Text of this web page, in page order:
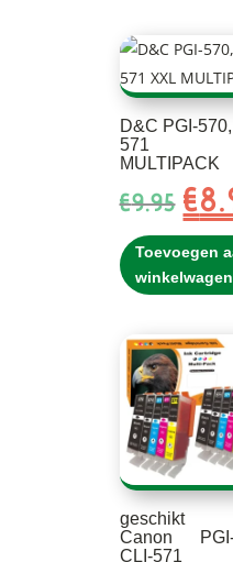
D&C PGI-
571
MULTIPACK
€9.95
prijs
was:
€9.95.
€
Toevoegen
winkelwagen
geschikt
Canon PGI-
CLI-571